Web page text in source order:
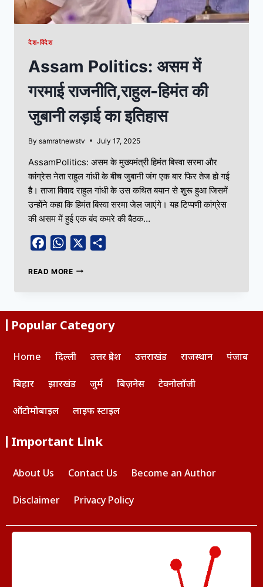
देश-विदेश
Assam Politics: असम में
गरमाई राजनीति,राहुल-हिमंत की
जुबानी लड़ाई का इतिहास
By samratnewstv July 17, 2025
AssamPolitics: असम के मुख्यमंत्री हिमंत बिस्वा सरमा और
कांग्रेस नेता राहुल गांधी के बीच जुबानी जंग एक बार फिर तेज हो गई
है। ताजा विवाद राहुल गांधी के उस कथित बयान से शुरू हुआ जिसमें
उन्होंने कहा कि हिमंत बिस्वा सरमा जेल जाएंगे। यह टिप्पणी कांग्रेस
की असम में हुई एक बंद कमरे की बैठक…
FacebookWhatsApp
READ MORE
Popular Category
Home दिल्ली उत्तर प्रदेश उत्तराखंड राजस्थान पंजाब
बिहार झारखंड जुर्म बिज़नेस टेक्नोलॉजी
ऑटोमोबाइल लाइफ स्टाइल
Important Link
About Us Contact Us Become an Author
Disclaimer Privacy Policy